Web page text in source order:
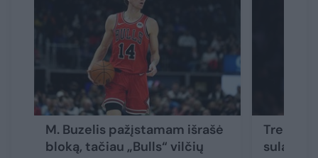
M. Buzelis pažįstamam išrašė
bloką, tačiau „Bulls“ vilčių